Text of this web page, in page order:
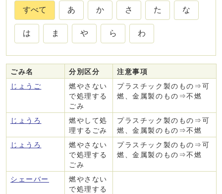
すべて あ か さ た な
は ま や ら わ
ごみ一覧
ごみ名 分別区分
注意事項
じょうご
燃やさない
で処理する
ごみ
プラスチック製のもの⇒可
燃、金属製のもの⇒不燃
じょうろ
燃やして処
理するごみ
プラスチック製のもの⇒可
燃、金属製のもの⇒不燃
じょうろ
燃やさない
で処理する
ごみ
プラスチック製のもの⇒可
燃、金属製のもの⇒不燃
シェーバー
燃やさない
で処理する